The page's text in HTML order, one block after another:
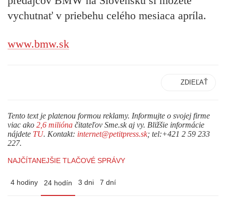
vychutnať v priebehu celého mesiaca apríla.
www.bmw.sk
ZDIEĽAŤ
Tento text je platenou formou reklamy. Informujte o svojej firme
viac ako 2,6 milióna čitateľov Sme.sk aj vy. Bližšie informácie
nájdete TU. Kontakt: internet@petitpress.sk; tel:+421 2 59 233
227.
NAJČÍTANEJŠIE TLAČOVÉ SPRÁVY
4 hodiny 24 hodín 3 dni 7 dní